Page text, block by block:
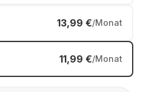
13,99 €/Monat
11,99 €/Monat